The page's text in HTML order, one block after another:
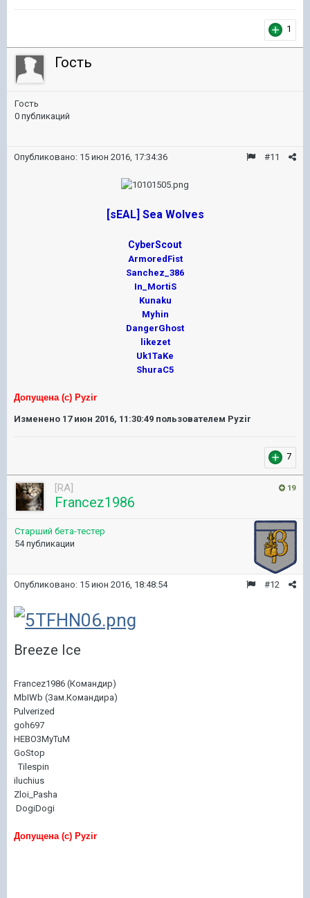
1
Гость
Гость
0 публикаций
#11
Опубликовано: 15 июн 2016, 17:34:36
[sEAL] Sea Wolves
CyberScout
ArmoredFist
Sanchez_386
In_MortiS
Kunaku
Myhin
DangerGhost
likezet
Uk1TaKe
ShuraC5
Допущена (с) Pyzir
Изменено 17 июн 2016, 11:30:49 пользователем Pyzir
7
19
[RA]
Francez1986
Старший бета-тестер
54 публикации
#12
Опубликовано: 15 июн 2016, 18:48:54
Breeze Ice
Francez1986 (Командир)
MbIWb (Зам.Командира)
Pulverized
goh697
HEBO3MyTuM
GoStop
Tilespin
iluchius
Zloi_Pasha
DogiDogi
Допущена (с) Pyzir